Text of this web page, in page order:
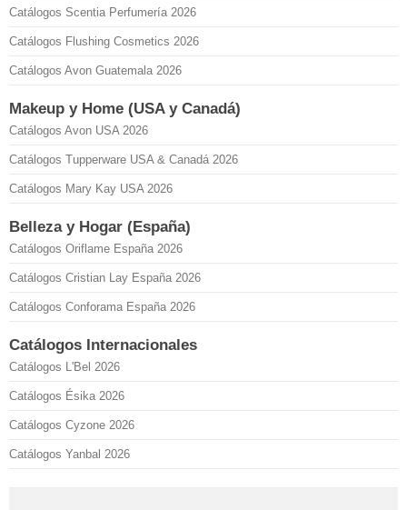
Catálogos Scentia Perfumería 2026
Catálogos Flushing Cosmetics 2026
Catálogos Avon Guatemala 2026
Makeup y Home (USA y Canadá)
Catálogos Avon USA 2026
Catálogos Tupperware USA & Canadá 2026
Catálogos Mary Kay USA 2026
Belleza y Hogar (España)
Catálogos Oriflame España 2026
Catálogos Cristian Lay España 2026
Catálogos Conforama España 2026
Catálogos Internacionales
Catálogos L'Bel 2026
Catálogos Ésika 2026
Catálogos Cyzone 2026
Catálogos Yanbal 2026